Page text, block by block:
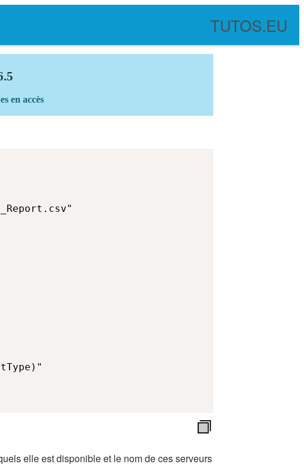
TUTOS.EU
en accès
elle est disponible et le nom de ces serveurs